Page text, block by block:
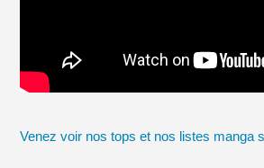
Venez voir nos tops et nos listes manga